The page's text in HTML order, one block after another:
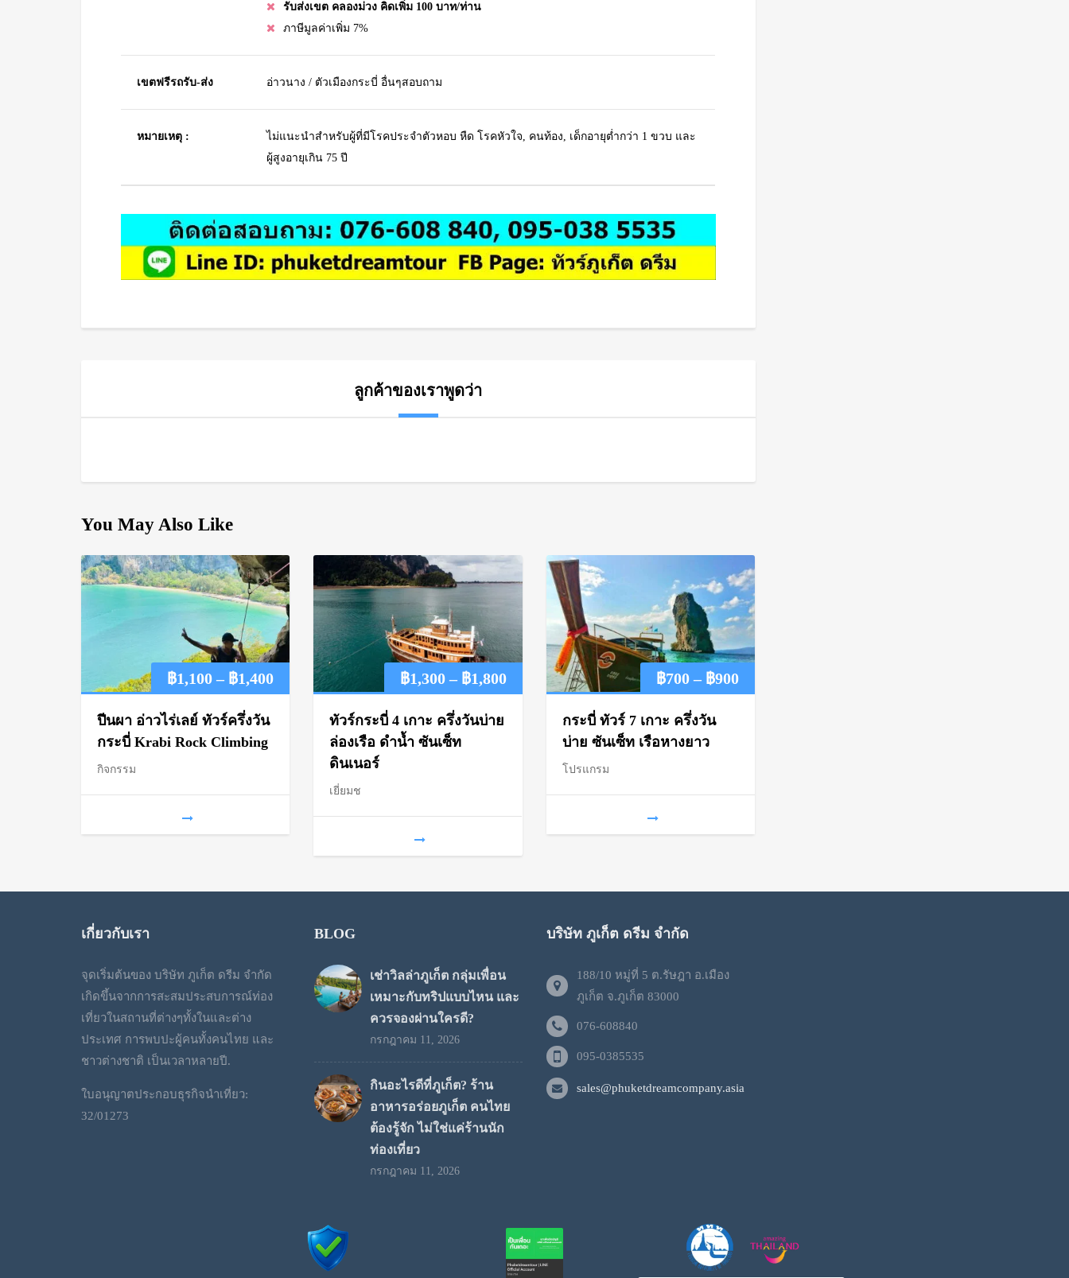
รับส่งเขต คลองม่วง คิดเพิ่ม 100 บาท/ท่าน
ภาษีมูลค่าเพิ่ม 7%
เขตฟรีรถรับ-ส่ง อ่าวนาง / ตัวเมืองกระบี่ อื่นๆสอบถาม
หมายเหตุ :
ไม่แนะนำสำหรับผู้ที่มีโรคประจำตัวหอบ หืด โรคหัวใจ, คนท้อง, เด็กอายุต่ำกว่า 1 ขวบ และ
ผู้สูงอายุเกิน 75 ปี
ลูกค้าของเราพูดว่า
You May Also Like
฿1,100 – ฿1,400Price
ปีนผา อ่าวไร่เลย์ ทัวร์ครึ่งวัน
กระบี่ Krabi Rock Climbing
กิจกรรม
฿1,300 – ฿1,800Price
ทัวร์กระบี่ 4 เกาะ ครึ่งวันบ่าย
ล่องเรือ ดำน้ำ ซันเซ็ท
ดินเนอร์
เยี่ยมช
฿700 – ฿900Price
กระบี่ ทัวร์ 7 เกาะ ครึ่งวัน
บ่าย ซันเซ็ท เรือหางยาว
โปรแกรม
เกี่ยวกับเรา
จุดเริ่มต้นของ บริษัท ภูเก็ต ดรีม จำกัด
เกิดขึ้นจากการสะสมประสบการณ์ท่อง
เที่ยวในสถานที่ต่างๆทั้งในและต่าง
ประเทศ การพบปะผู้คนทั้งคนไทย และ
ชาวต่างชาติ เป็นเวลาหลายปี.
ใบอนุญาตประกอบธุรกิจนำเที่ยว:
32/01273
BLOG
เช่าวิลล่าภูเก็ต กลุ่มเพื่อน
เหมาะกับทริปแบบไหน และ
ควรจองผ่านใครดี?
กรกฎาคม 11, 2026
กินอะไรดีที่ภูเก็ต? ร้าน
อาหารอร่อยภูเก็ต คนไทย
ต้องรู้จัก ไม่ใช่แค่ร้านนัก
ท่องเที่ยว
กรกฎาคม 11, 2026
บริษัท ภูเก็ต ดรีม จำกัด
188/10 หมู่ที่ 5 ต.รัษฎา อ.เมือง
ภูเก็ต จ.ภูเก็ต 83000
076-608840
095-0385535
sales@phuketdreamcompany.asia